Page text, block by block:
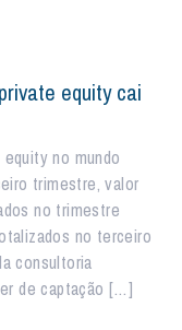
equity cai
no mundo
trimestre, valor
no trimestre
no terceiro
consultoria
de captação […]